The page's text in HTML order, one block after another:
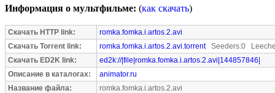
Информация о мультфильме: (как скачать)
Скачать HTTP link:
romka.fomka.i.artos.2.avi
Скачать Torrent link:
romka.fomka.i.artos.2.avi.torrentSeeders:0
Скачать ED2K link:
ed2k://|file|romka.fomka.i.artos.2.avi|144857846|
Описание в каталогах:
animator.ru
Название файла:
romka.fomka.i.artos.2.avi